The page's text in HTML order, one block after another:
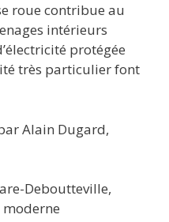
roue contribue au
intérieurs
protégée
très particulier font
Alain Dugard,
Deboutteville,